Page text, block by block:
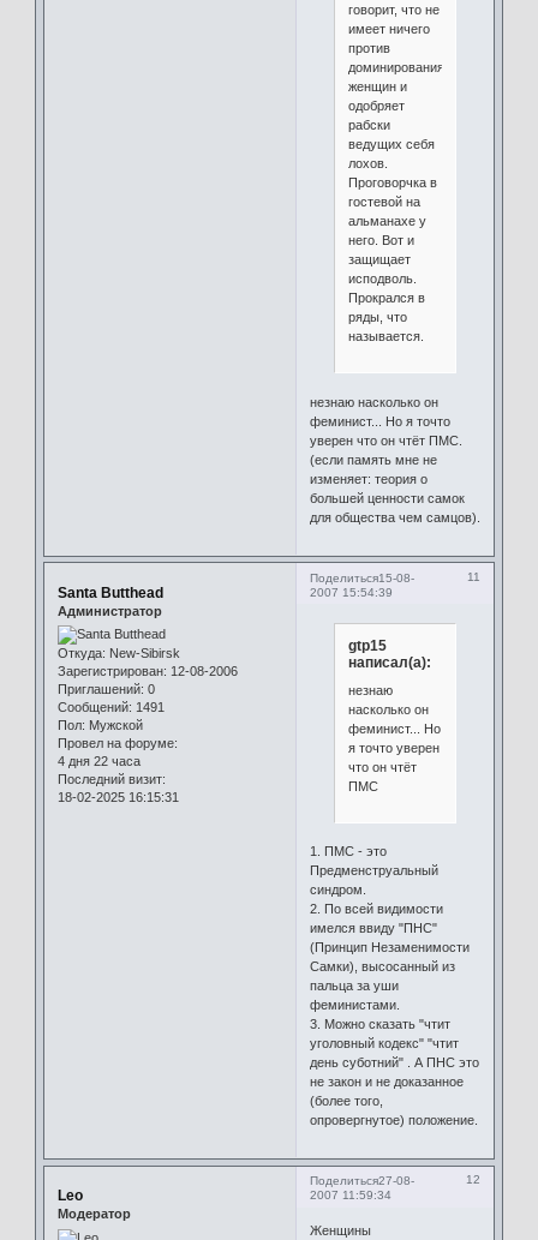
говорит, что не
имеет ничего
против
доминирования
женщин и
одобряет
рабски
ведущих себя
лохов.
Проговорчка в
гостевой на
альманахе у
него. Вот и
защищает
исподволь.
Прокрался в
ряды, что
называется.
незнаю насколько он
феминист... Но я точто
уверен что он чтёт ПМС.
(если память мне не
изменяет: теория о
большей ценности самок
для общества чем самцов).
Поделиться 11
15-08-
2007 15:54:39
Santa Butthead
Администратор
Откуда: New-Sibirsk
Зарегистрирован: 12-08-2006
Приглашений: 0
Сообщений: 1491
Пол: Мужской
Провел на форуме:
4 дня 22 часа
Последний визит:
18-02-2025 16:15:31
gtp15
написал(а):
незнаю
насколько он
феминист... Но
я точто уверен
что он чтёт
ПМС
1. ПМС - это
Предменструальный
синдром.
2. По всей видимости
имелся ввиду "ПНС"
(Принцип Незаменимости
Самки), высосанный из
пальца за уши
феминистами.
3. Можно сказать "чтит
уголовный кодекс" "чтит
день суботний" . А ПНС это
не закон и не доказанное
(более того,
опровергнутое) положение.
Поделиться 12
27-08-
2007 11:59:34
Leo
Модератор
Женщины